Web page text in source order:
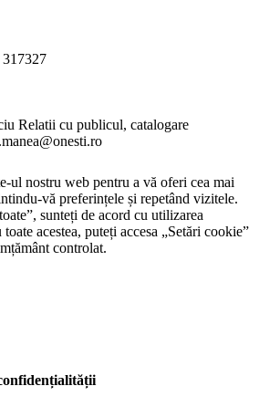
317327
Relatii cu publicul, catalogare
ul nostru web pentru a vă oferi cea mai
vă preferințele și repetând vizitele.
sunteți de acord cu utilizarea
acestea, puteți accesa „Setări cookie”
controlat.